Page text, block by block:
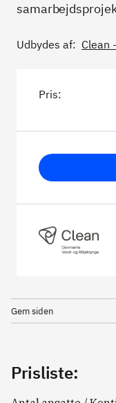
Udbydes af: Clean
Pris:
Gem siden
Prisliste: